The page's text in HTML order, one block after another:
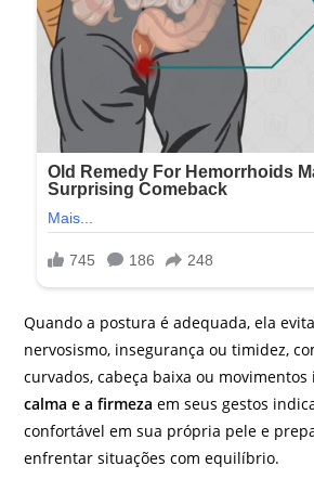
Quando a postura é adequada, ela
nervosismo, insegurança ou timidez,
curvados, cabeça baixa ou
calma e a firmeza em seus gestos
confortável em sua própria pele e
enfrentar situações com equilíbrio.